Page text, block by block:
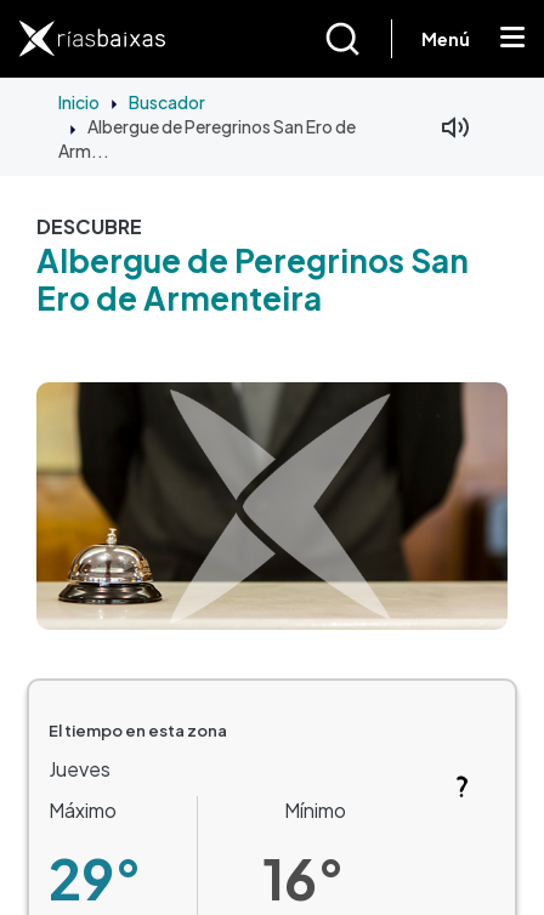
Menú
Inicio Buscador
Albergue de Peregrinos San Ero de
Arm...
DESCUBRE
Albergue de Peregrinos San
Ero de Armenteira
Imagen
El tiempo en esta zona
Jueves
Máximo
29°
Mínimo
16°